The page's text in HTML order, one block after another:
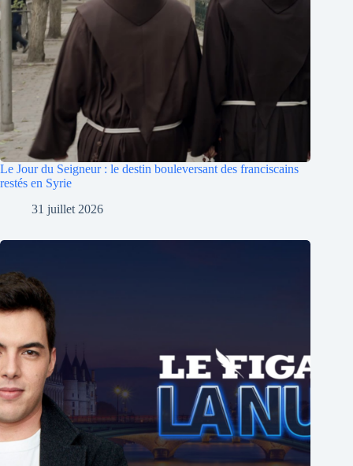
Le Jour du Seigneur : le destin bouleversant des franciscains
restés en Syrie
31 juillet 2026